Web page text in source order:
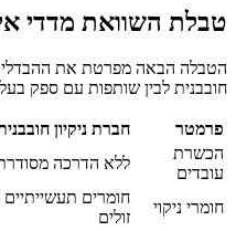
טבלת השוואת מדדי
הטבלה הבאה מפרטת את
חובבנית לבין שותפות עם ספק בעל
פרמטר חברת ניקיון
הכשרת
עובדים
ללא הדרכה
חומרי ניקוי
חומרים תעשייתיים
זולים